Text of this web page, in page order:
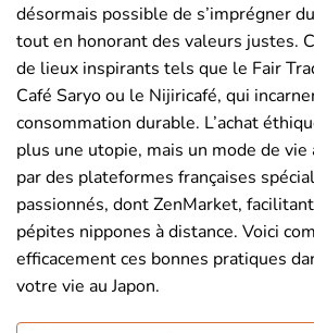
désormais possible de s’imprégner
tout en honorant des valeurs justes.
de lieux inspirants tels que le Fair
Café Saryo ou le Nijiricafé, qui
consommation durable. L’achat
plus une utopie, mais un mode de vie
par des plateformes françaises
passionnés, dont ZenMarket, facilitant
pépites nippones à distance. Voici
efficacement ces bonnes pratiques
votre vie au Japon.